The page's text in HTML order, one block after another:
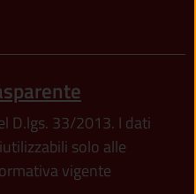
D.lgs. 33/2013. I dati
solo alle
vigente